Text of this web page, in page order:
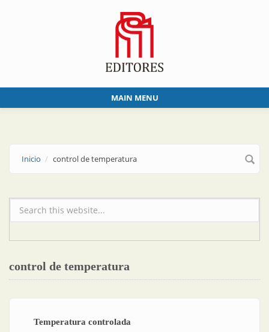
MAIN MENU
Inicio control de temperatura
Formulario de búsqueda
control de temperatura
Temperatura controlada